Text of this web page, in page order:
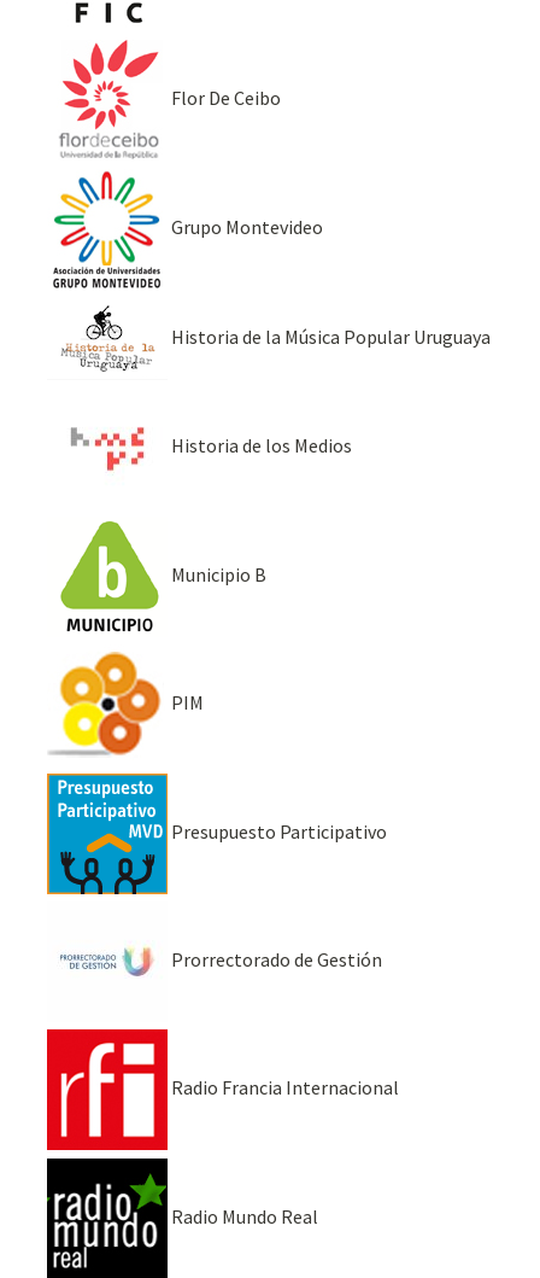
Flor De Ceibo
Grupo Montevideo
Historia de la Música Popular Uruguaya
Historia de los Medios
Municipio B
PIM
Presupuesto Participativo
Prorrectorado de Gestión
Radio Francia Internacional
Radio Mundo Real